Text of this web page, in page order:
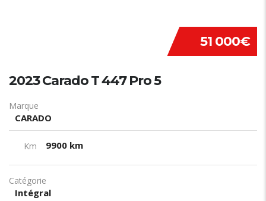
51 000€
2023 Carado T 447 Pro 5
Marque
CARADO
Km 9900 km
Catégorie
Intégral